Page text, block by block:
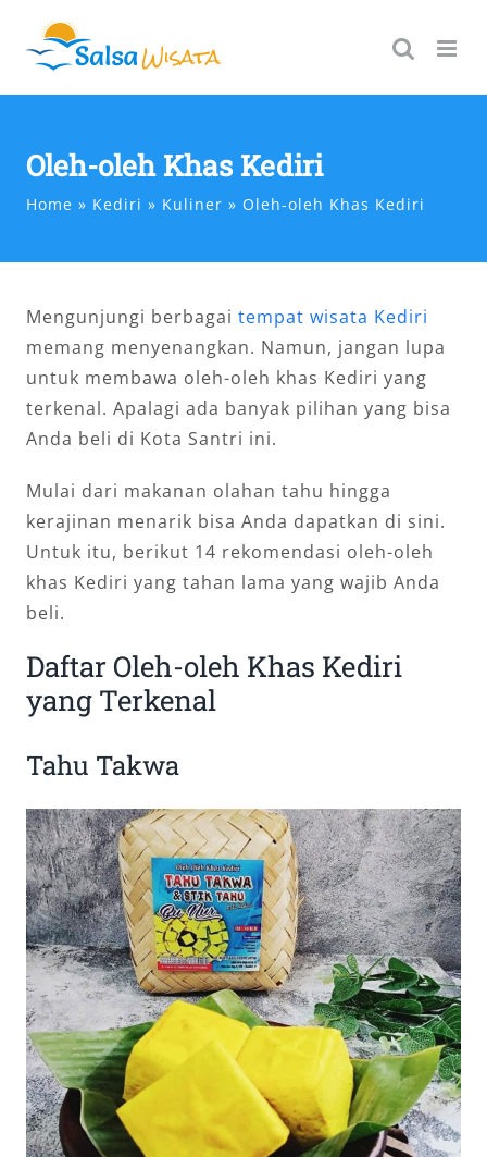
content
Oleh-oleh Khas Kediri
Home Kediri Kuliner Oleh-oleh Khas Kediri
Mengunjungi berbagai tempat wisata Kediri
memang menyenangkan. Namun, jangan lupa
untuk membawa oleh-oleh khas Kediri yang
terkenal. Apalagi ada banyak pilihan yang bisa
Anda beli di Kota Santri ini.
Mulai dari makanan olahan tahu hingga
kerajinan menarik bisa Anda dapatkan di sini.
Untuk itu, berikut 14 rekomendasi oleh-oleh
khas Kediri yang tahan lama yang wajib Anda
beli.
Daftar Oleh-oleh Khas Kediri
yang Terkenal
Tahu Takwa